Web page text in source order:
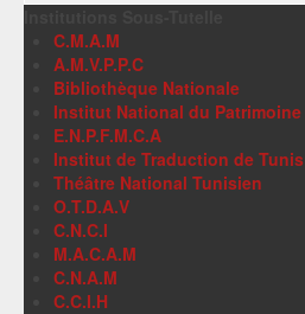
C.M.A.M
A.M.V.P.P.C
Bibliothèque Nationale
Institut National du Patrimoine
E.N.P.F.M.C.A
Institut de Traduction de Tunis
Théâtre National Tunisien
O.T.D.A.V
C.N.C.I
M.A.C.A.M
C.N.A.M
C.C.I.H